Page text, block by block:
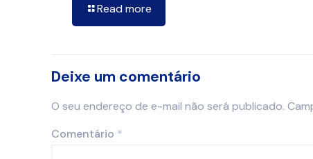
Read more
Deixe um comentário
O seu endereço de e-mail não será publicado.
Comentário *